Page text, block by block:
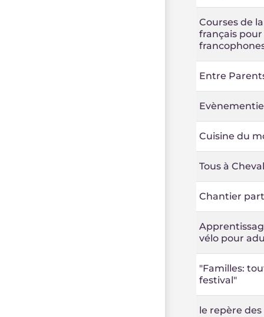
Courses de
français
Entre
Cuisine du
Tous à
Chantier
vélo pour
"Familles:
festival"
le repère des